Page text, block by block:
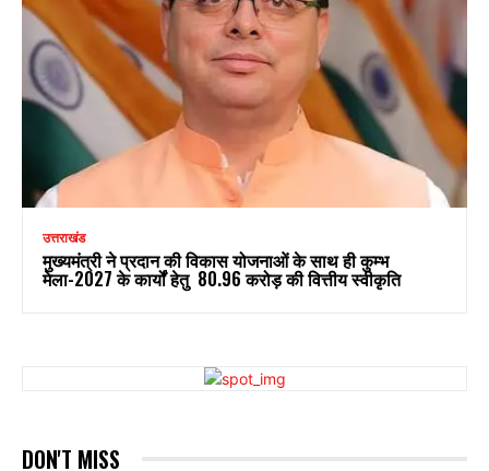
उत्तराखंड
मुख्यमंत्री ने प्रदान की विकास योजनाओं के साथ ही कुम्भ
मेला-2027 के कार्यों हेतु ₹ 80.96 करोड़ की वित्तीय स्वीकृति
DON'T MISS